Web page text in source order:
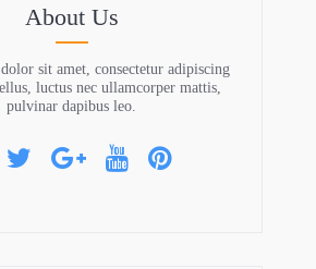
About Us
sit amet, consectetur adipiscing
luctus nec ullamcorper mattis,
pulvinar dapibus leo.